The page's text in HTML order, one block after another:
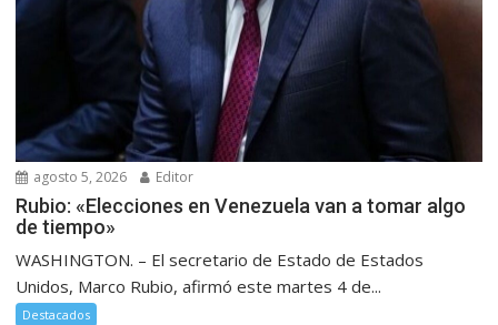
agosto 5, 2026 Editor
Rubio: «Elecciones en Venezuela van a tomar algo
de tiempo»
WASHINGTON. – El secretario de Estado de Estados
Unidos, Marco Rubio, afirmó este martes 4 de...
Destacados